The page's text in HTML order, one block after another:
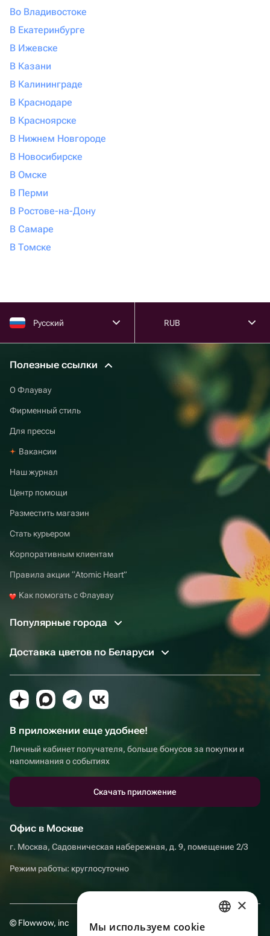
Во Владивостоке
В Екатеринбурге
В Ижевске
В Казани
В Калининграде
В Краснодаре
В Красноярске
В Нижнем Новгороде
В Новосибирске
В Омске
В Перми
В Ростове-на-Дону
В Самаре
В Томске
Русский RUB
Полезные ссылки
О Флаувау
Фирменный стиль
Для прессы
Вакансии
Наш журнал
Центр помощи
Разместить магазин
Стать курьером
Корпоративным клиентам
Правила акции “Atomic Heart”
Как помогать с Флаувау
Популярные города
Доставка цветов по Беларуси
В приложении еще удобнее!
Личный кабинет получателя, больше бонусов за покупки и
напоминания о событиях
Скачать приложение
Офис в Москве
г. Москва, Садовническая набережная, д. 9, помещение 2/3
Режим работы: круглосуточно
© Flowwow, inc
×
Мы используем сookie